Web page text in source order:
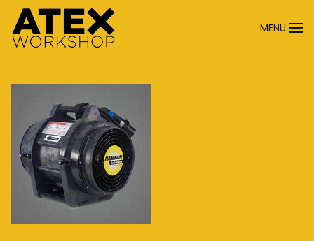
Terug naar hoofdinhoud
MENU